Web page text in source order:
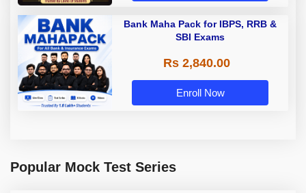
Bank Maha Pack for IBPS, RRB &
SBI Exams
Rs 2,840.00
Enroll Now
Popular Mock Test Series